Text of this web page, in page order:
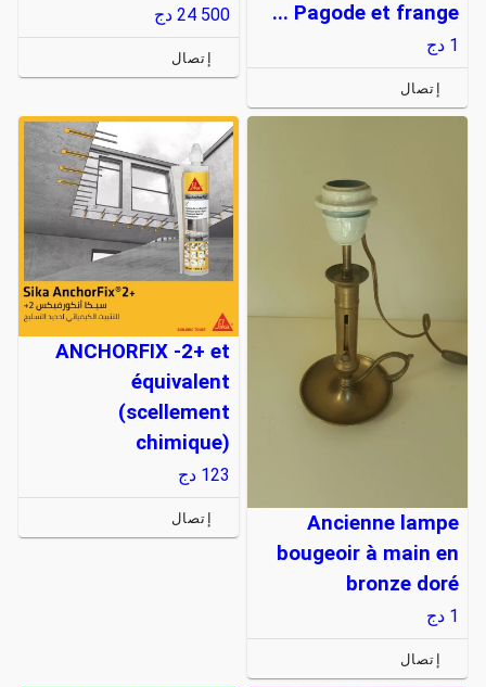
Pagode et frange ...
1 دج
إتصال
24 500 دج
إتصال
Ancienne lampe
bougeoir à main en
bronze doré
1 دج
إتصال
ANCHORFIX -2+ et
équivalent
(scellement
chimique)
123 دج
إتصال